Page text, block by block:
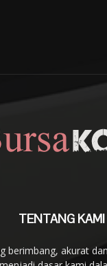
TENTANG KAMI
berimbang, akurat